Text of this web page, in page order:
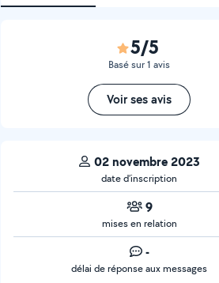
5/5
Basé sur 1 avis
Voir ses avis
02 novembre 2023
date d’inscription
9
mises en relation
-
délai de réponse aux messages